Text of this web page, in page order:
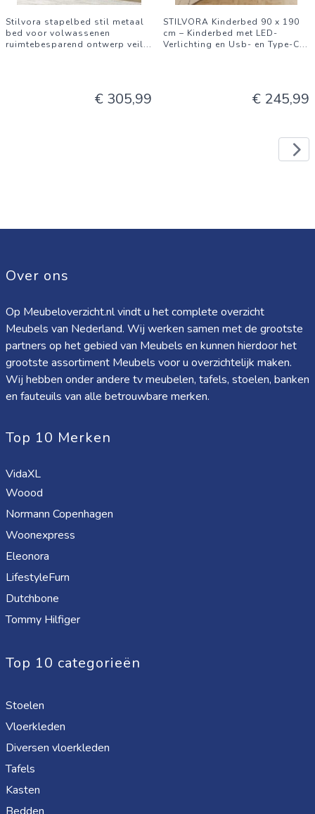
Stilvora stapelbed stil metaal
bed voor volwassenen
ruimtebesparend ontwerp veil...
€ 305,99
STILVORA Kinderbed 90 x 190
cm – Kinderbed met LED-
Verlichting en Usb- en Type-C...
€ 245,99
Over ons
Op Meubeloverzicht.nl vindt u het complete overzicht
Meubels van Nederland. Wij werken samen met de grootste
partners op het gebied van Meubels en kunnen hierdoor het
grootste assortiment Meubels voor u overzichtelijk maken.
Wij hebben onder andere tv meubelen, tafels, stoelen, banken
en fauteuils van alle betrouwbare merken.
Top 10 Merken
VidaXL
Woood
Normann Copenhagen
Woonexpress
Eleonora
LifestyleFurn
Dutchbone
Tommy Hilfiger
Top 10 categorieën
Stoelen
Vloerkleden
Diversen vloerkleden
Tafels
Kasten